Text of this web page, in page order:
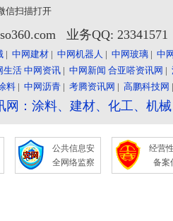
信扫描打开
业务QQ:
| 中网建材 | 中网机器人 | 中网玻璃 | 中
生活 中网资讯 | 中网新闻 合亚嗒资讯网 |
料 | 中网沥青 | 考腾资讯网 | 高鹏科技网
网：涂料、建材、化工、机
公共信息安
全网络监察
经营
备案